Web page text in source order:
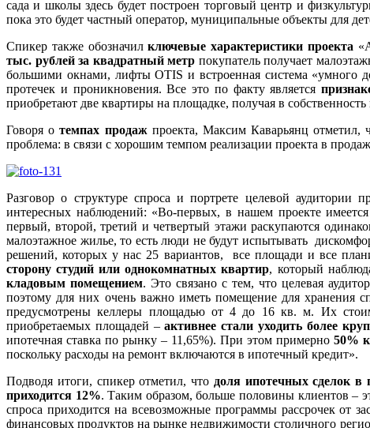
сада и школы здесь будет построен торговый центр и
пока это будет частный оператор, муниципальные объекты для
Спикер также обозначилключевые характеристики проекта
тыс. рублей за квадратный метр покупатель получает
большими окнами, лифты OTIS и встроенная система «умного
протечек и проникновения. Все это по факту является
приобретают две квартиры на площадке, получая в
Говоря отемпах продажпроекта, Максим Каварьянц отметил,
проблема: в связи с хорошим темпом реализации проекта в
Разговор о структуре спроса и портрете целевой аудитории
интересных наблюдений: «Во-первых, в нашем проекте
первый, второй, третий и четвертый этажи раскупаются
малоэтажное жилье, то есть люди не будут испытывать
решений, которых у нас 25 вариантов, все площади и все
сторону студий или однокомнатных квартир, который
кладовым помещением. Это связано с тем, что целевая
поэтому для них очень важно иметь помещение для хранения
предусмотрены келлеры площадью от 4 до 16 кв. м. Их
приобретаемых площадей –активнее стали уходить более
ипотечная ставка по рынку – 11,65%). При этом примерно50%
поскольку расходы на ремонт включаются в ипотечный кредит».
Подводя итоги, спикер отметил, что доля ипотечных сделок в
приходится 12%. Таким образом, больше половины клиентов –
спроса приходится на всевозможные программы рассрочек от
финансовых продуктов на рынке недвижимости столичного